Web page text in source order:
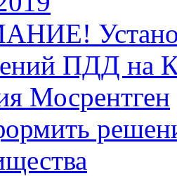
ПДД на
Мосрентген